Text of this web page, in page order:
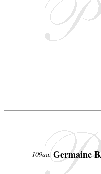
109aa. Germaine